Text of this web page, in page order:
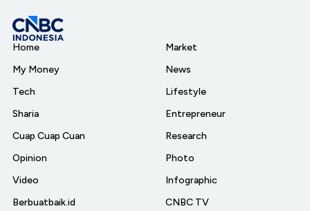
Home
My Money
Tech
Sharia
Cuap Cuap Cuan
Opinion
Video
Berbuatbaik.id
Market
News
Lifestyle
Entrepreneur
Research
Photo
Infographic
CNBC TV